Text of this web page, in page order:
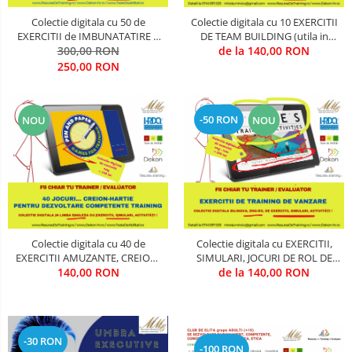
CIVILA
Comunicare (interpersonala, intra
- departamentala, intre-
departamente, in intrreaga
organizatie, in situatii de criza, cu
persoane de decizie, cu persoane
functie de
COMUNICATII SPECIALE SI
SATELITARE
Creativitate & Inovare
CRIMINALISTICA / CONTRA-
TERORISM / ANTI-DROG / ANTI-
CRIMA ORGANIZATA
Cultura Organizationala
Cyber-Security
Energizare
Etica, Deontologie, Profesionalism
Intelligence & OSINT
LEADERSHIP MILITAR-CIVIL DE
Colectie digitala cu 50 de
EXERCITII de IMBUNATATIRE A
COMUNICARII (utila in Training
& Evaluare)
300,00 RON
250,00 RON
Colectie digitala cu 10 EXERCITII
DE TEAM BUILDING (utila in
Training & Evaluare)
de la 140,00 RON
NOU
Colectie digitala cu 40 de
EXERCITII AMUZANTE, CREION-
HARTIE, PENTRU TRAINING SI
140,00 RON
-50 RON NOU
Colectie digitala cu EXERCITII,
SIMULARI, JOCURI DE ROL DE
VANZARE (utila in Training &
de la 140,00 RON
-30 RON